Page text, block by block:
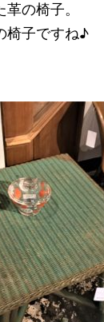
の椅子。
椅子ですね♪